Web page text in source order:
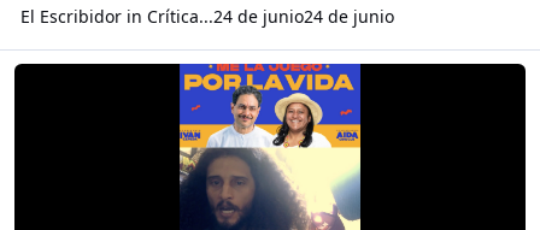
El Escribidorin Crítica...24 de junio24 de junio
Read more about LA INTELIGENCIA CONTRA EL TRAQUETISMO…